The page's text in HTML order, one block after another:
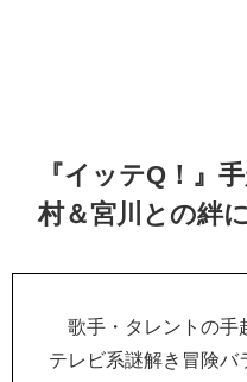
『イッテQ！』
村＆宮川との絆
歌手・タレントの手
テレビ系謎解き冒険バ